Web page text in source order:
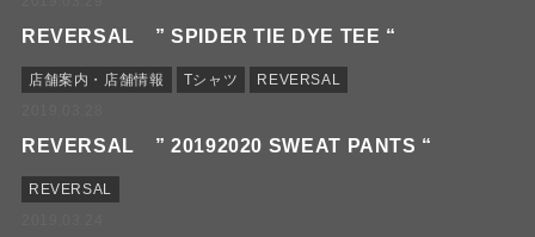
REVERSAL ” SPIDER TIE DYE TEE “
店舗案内・店舗情報 Tシャツ
REVERSAL
REVERSAL ” 20192020 SWEAT PANTS “
REVERSAL